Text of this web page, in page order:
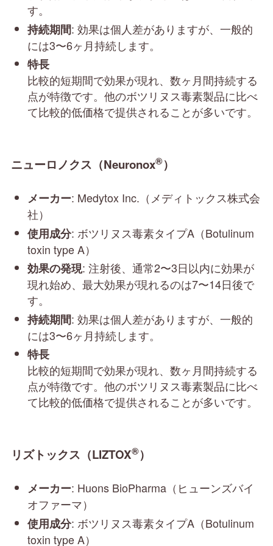
す。
持続期間: 効果は個人差がありますが、一般的
には3〜6ヶ月持続します。
特長
比較的短期間で効果が現れ、数ヶ月間持続する
点が特徴です。他のボツリヌス毒素製品に比べ
て比較的低価格で提供されることが多いです。
ニューロノクス（Neuronox®）
メーカー: Medytox Inc.（メディトックス株式会
社）
使用成分: ボツリヌス毒素タイプA（Botulinum
toxin type A）
効果の発現: 注射後、通常2〜3日以内に効果が
現れ始め、最大効果が現れるのは7〜14日後で
す。
持続期間: 効果は個人差がありますが、一般的
には3〜6ヶ月持続します。
特長
比較的短期間で効果が現れ、数ヶ月間持続する
点が特徴です。他のボツリヌス毒素製品に比べ
て比較的低価格で提供されることが多いです。
リズトックス（LIZTOX®）
メーカー: Huons BioPharma（ヒューンズバイ
オファーマ）
使用成分: ボツリヌス毒素タイプA（Botulinum
toxin type A）